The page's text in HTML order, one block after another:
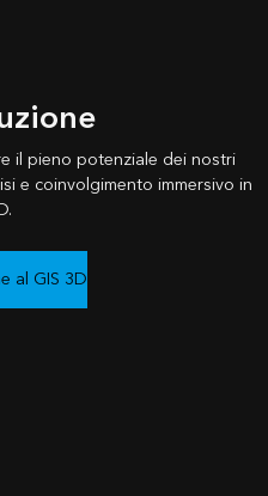
il pieno potenziale dei nostri
e coinvolgimento immersivo in
al GIS 3D